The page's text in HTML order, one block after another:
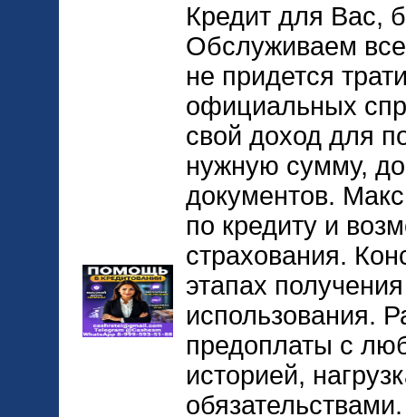
Кредит для Вас,
Обслуживаем
не придется
официальных
свой доход для
нужную сумму,
документов.
по кредиту и
страхования.
этапах
использования.
предоплаты с
историей,